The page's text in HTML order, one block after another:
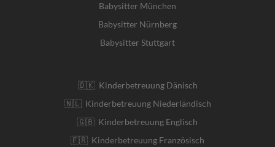
Babysitter München
Babysitter Nürnberg
Babysitter Stuttgart
🇩🇰 Kinderbetreuung Dänisch
🇳🇱 Kinderbetreuung Niederländisch
🇬🇧 Kinderbetreuung Englisch
🇫🇷 Kinderbetreuung Französisch